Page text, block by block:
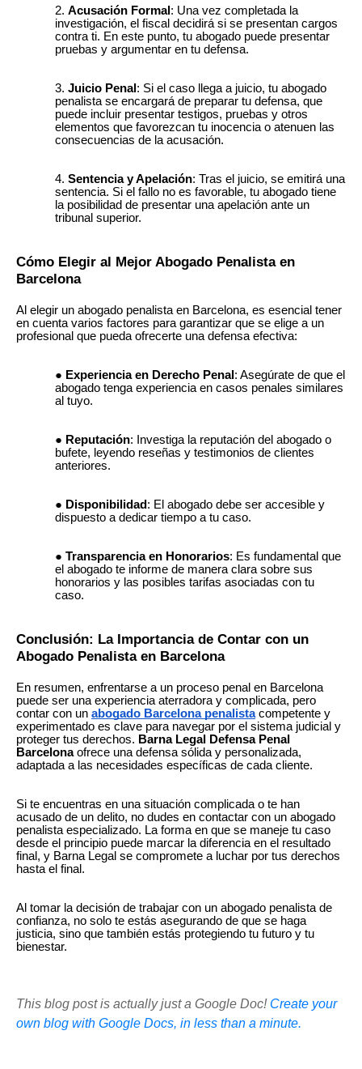
Acusación Formal : Una vez completada la
investigación, el fiscal decidirá si se presentan cargos
contra ti. En este punto, tu abogado puede presentar
pruebas y argumentar en tu defensa.
Juicio Penal : Si el caso llega a juicio, tu abogado
penalista se encargará de preparar tu defensa, que
puede incluir presentar testigos, pruebas y otros
elementos que favorezcan tu inocencia o atenuen las
consecuencias de la acusación.
Sentencia y Apelación: Tras el juicio, se emitirá una
sentencia. Si el fallo no es favorable, tu abogado tiene
la posibilidad de presentar una apelación ante un
tribunal superior.
Cómo Elegir al Mejor Abogado Penalista en
Barcelona
Al elegir un abogado penalista en Barcelona, es esencial tener
en cuenta varios factores para garantizar que se elige a un
profesional que pueda ofrecerte una defensa efectiva:
Experiencia en Derecho Penal : Asegúrate de que el
abogado tenga experiencia en casos penales similares
al tuyo.
Reputación: Investiga la reputación del abogado o
bufete, leyendo reseñas y testimonios de clientes
anteriores.
Disponibilidad : El abogado debe ser accesible y
dispuesto a dedicar tiempo a tu caso.
Transparencia en Honorarios: Es fundamental que
el abogado te informe de manera clara sobre sus
honorarios y las posibles tarifas asociadas con tu
caso.
Conclusión: La Importancia de Contar con un
Abogado Penalista en Barcelona
En resumen, enfrentarse a un proceso penal en Barcelona
puede ser una experiencia aterradora y complicada, pero
contar con un abogado Barcelona penalistacompetente y
experimentado es clave para navegar por el sistema judicial y
proteger tus derechos. Barna Legal Defensa Penal
Barcelonaofrece una defensa sólida y personalizada,
adaptada a las necesidades específicas de cada cliente.
Si te encuentras en una situación complicada o te han
acusado de un delito, no dudes en contactar con un abogado
penalista especializado. La forma en que se maneje tu caso
desde el principio puede marcar la diferencia en el resultado
final, y Barna Legal se compromete a luchar por tus derechos
hasta el final.
Al tomar la decisión de trabajar con un abogado penalista de
confianza, no solo te estás asegurando de que se haga
justicia, sino que también estás protegiendo tu futuro y tu
bienestar.
This blog post is actually just a Google Doc! Create your
own blog with Google Docs, in less than a minute.